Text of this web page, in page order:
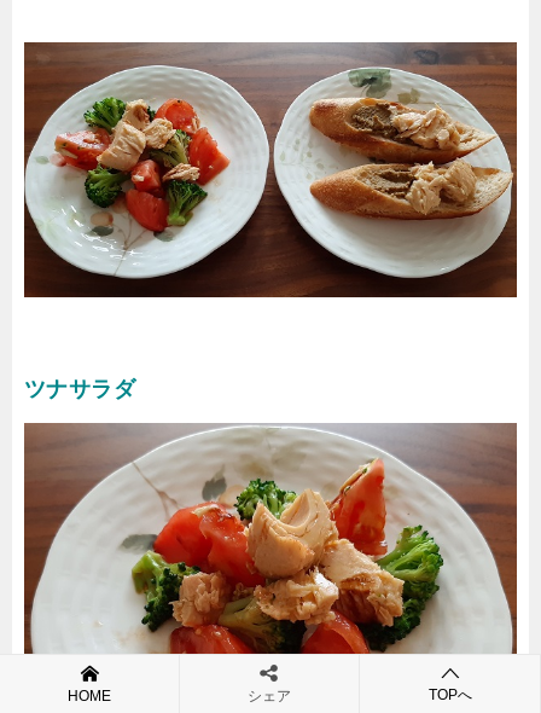
ツナサラダ
HOME シェア TOPへ